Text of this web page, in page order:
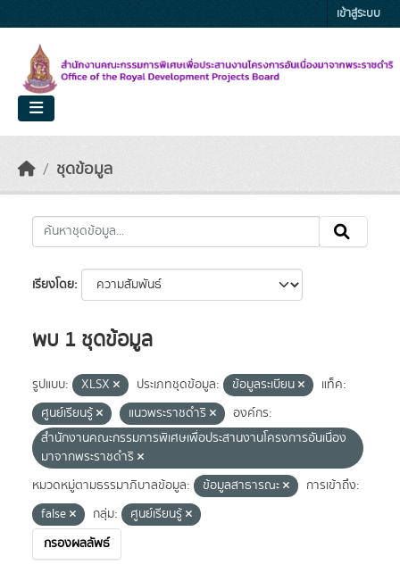
เข้าสู่ระบบ
ชุดข้อมูล
เรียงโดย
พบ 1 ชุดข้อมูล
รูปแบบ: XLSX ประเภทชุดข้อมูล: ข้อมูลระเบียน
แท็ค:
ศูนย์เรียนรู้
แนวพระราชดำริ
องค์กร:
สำนักงานคณะกรรมการพิเศษเพื่อประสานงานโครงการอันเนื่อง
มาจากพระราชดำริ
หมวดหมู่ตามธรรมาภิบาลข้อมูล:
ข้อมูลสาธารณะ
การเข้าถึง:
false
กลุ่ม:
ศูนย์เรียนรู้
กรองผลลัพธ์